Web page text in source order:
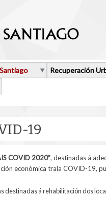
Recuperación
19
COVID 2020”, destinadas á
económica trala COVID-19,
destinadas á rehabilitación dos